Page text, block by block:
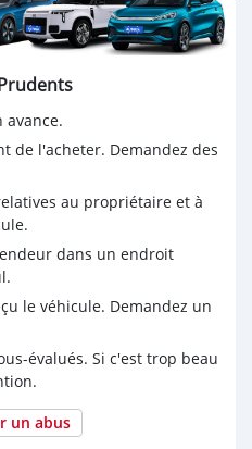
(sport et normal)
✅
bonne état✅
état ✅
ou mp 💯💯
a débattre a la limite du
avance.
de l'acheter. Demandez des
au propriétaire et à
dans un endroit
le véhicule. Demandez un
évalués. Si c'est trop beau
un abus